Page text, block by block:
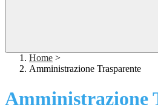
Home >
Amministrazione Trasparente
Amministrazione